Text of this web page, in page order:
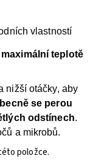
vlastností
teplotě
nižší otáčky, aby
se perou
odstínech.
a mikrobů.
položce.